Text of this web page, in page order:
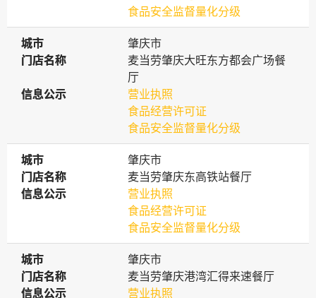
食品安全监督量化分级
城市
城市
肇庆市
门店名称
门店名称
麦当劳肇庆大旺东方都会广场餐
厅
信息公示
信息公示
营业执照
食品经营许可证
食品安全监督量化分级
城市
城市
肇庆市
门店名称
门店名称
麦当劳肇庆东高铁站餐厅
信息公示
信息公示
营业执照
食品经营许可证
食品安全监督量化分级
城市
城市
肇庆市
门店名称
门店名称
麦当劳肇庆港湾汇得来速餐厅
信息公示
信息公示
营业执照